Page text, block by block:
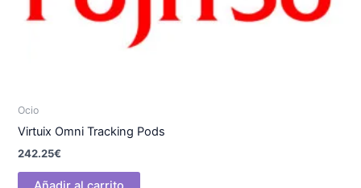
Ocio
Virtuix Omni Tracking Pods
242.25€